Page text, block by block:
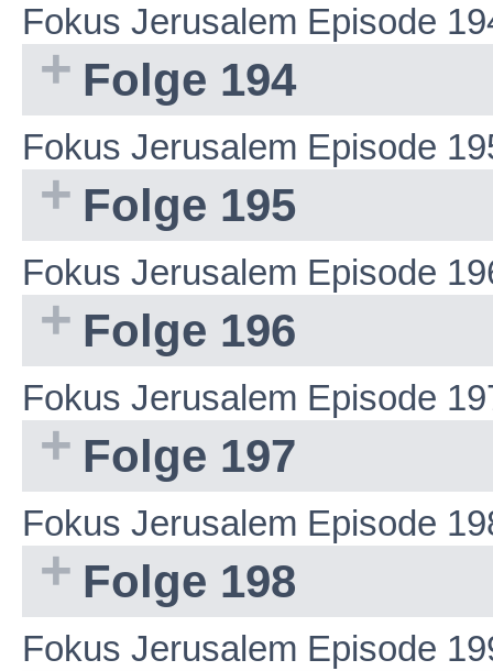
Fokus Jerusalem Episode
Folge 194
Fokus Jerusalem Episode
Folge 195
Fokus Jerusalem Episode
Folge 196
Fokus Jerusalem Episode
Folge 197
Fokus Jerusalem Episode
Folge 198
Fokus Jerusalem Episode